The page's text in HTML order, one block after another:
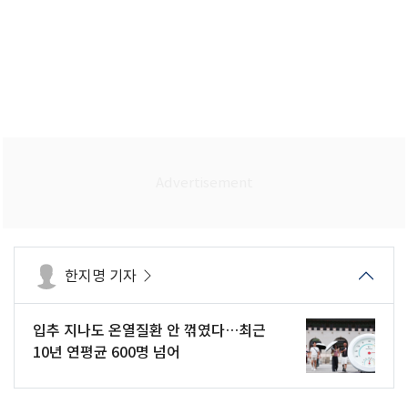
한지명 기자
입추 지나도 온열질환 안 꺾였다…최근
10년 연평균 600명 넘어